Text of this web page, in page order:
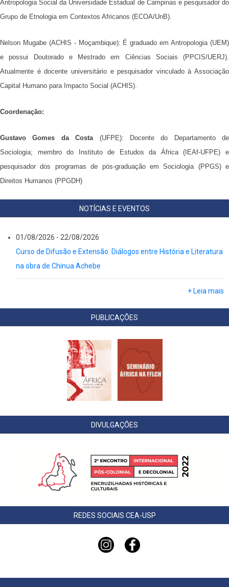
Antropologia Social da Universidade Estadual de Campinas e pesquisador do
Grupo de Etnologia em Contextos Africanos (ECOA/UnB).
Nelson Mugabe (ACHIS - Moçambique): É graduado em Antropologia (UEM)
e possui Doutorado e Mestrado em Ciências Sociais (PPCIS/UERJ).
Atualmente é docente universitário e pesquisador vinculado à Associação
Capital Humano para Impacto Social (ACHIS).
Coordenação:
Gustavo Gomes da Costa (UFPE): Docente do Departamento de
Sociologia; membro do Instituto de Estudos da África (IEAf-UFPE) e
pesquisador dos programas de pós-graduação em Sociologia (PPGS) e
Direitos Humanos (PPGDH)
NOTÍCIAS E EVENTOS
01/08/2026 - 22/08/2026
Curso de Difusão e Extensão: Diálogos entre História e Literatura
na obra de Chinua Achebe
+ Leia mais
PUBLICAÇÕES
DIVULGAÇÕES
REDES SOCIAIS CEA-USP